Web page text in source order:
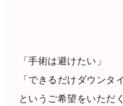
「手術は避けたい」
「できるだけダウンタ
というご希望をいただ